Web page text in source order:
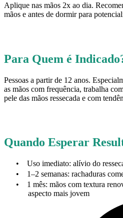
Aplique nas mãos 2x ao dia.
mãos e antes de dormir para
Para Quem é
Pessoas a partir de 12 anos.
as mãos com frequência, trabalha
pele das mãos ressecada e com
Quando Esperar
•
Uso imediato: alívio do
•
1–2 semanas: rachaduras
•
1 mês: mãos com textura
aspecto mais jovem